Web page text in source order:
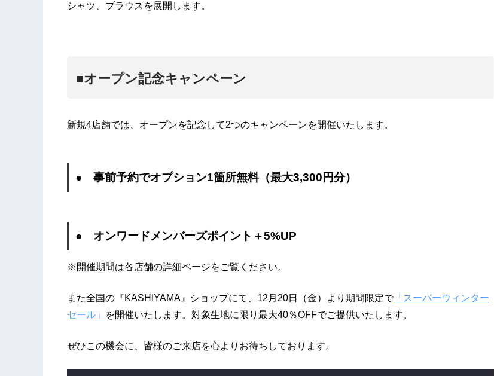
シャツ、ブラウスを展開します。
■オープン記念キャンペーン
新規4店舗では、オープンを記念して2つのキャンペーンを開催いたします。
● 事前予約でオプション1箇所無料（最大3,300円分）
● オンワードメンバーズポイント＋5%UP
※開催期間は各店舗の詳細ページをご覧ください。
また全国の『KASHIYAMA』ショップにて、12月20日（金）より期間限定で「スーパーウィンター
セール」
を開催いたします。対象生地に限り最大40％OFFでご提供いたします。
ぜひこの機会に、皆様のご来店を心よりお待ちしております。